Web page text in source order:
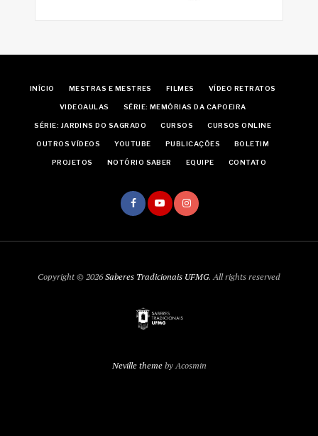
INÍCIO MESTRAS E MESTRES FILMES VÍDEO RETRATOS
VIDEOAULAS SÉRIE: MEMÓRIAS DA CAPOEIRA
SÉRIE: JARDINS DO SAGRADO CURSOS CURSOS ONLINE
OUTROS VÍDEOS YOUTUBE PUBLICAÇÕES BOLETIM
PROJETOS NOTÓRIO SABER EQUIPE CONTATO
Copyright © 2026Saberes Tradicionais UFMG. All rights reserved
Neville themeby Acosmin